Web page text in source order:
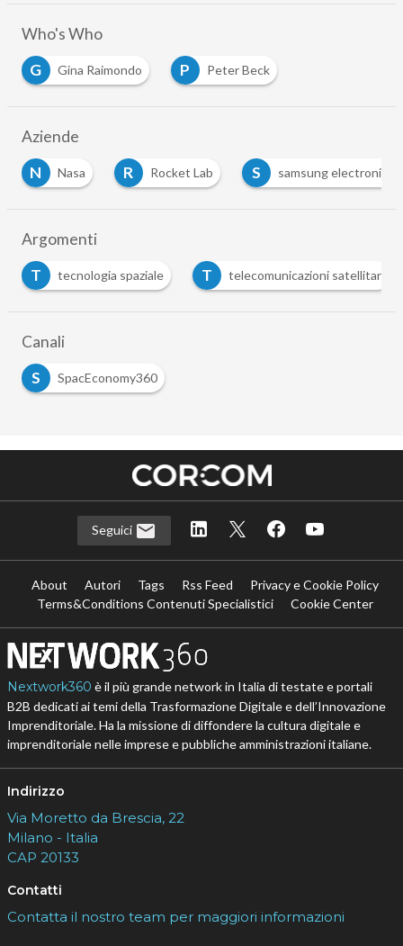
Who's Who
G
Gina Raimondo P Peter Beck
Aziende
N
Nasa R Rocket Lab S samsung electronics
Argomenti
T
tecnologia spaziale T telecomunicazioni satellitari
Canali
S
SpacEconomy360
Seguici
About Autori Tags Rss Feed
Privacy e Cookie Policy
Terms&Conditions Contenuti Specialistici
Cookie Center
Nextwork360 è il più grande network in Italia di testate e portali
B2B dedicati ai temi della Trasformazione Digitale e dell’Innovazione
Imprenditoriale. Ha la missione di diffondere la cultura digitale e
imprenditoriale nelle imprese e pubbliche amministrazioni italiane.
Indirizzo
Via Moretto da Brescia, 22
Milano - Italia
CAP 20133
Contatti
Contatta il nostro team per maggiori informazioni